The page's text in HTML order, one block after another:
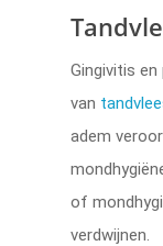
Gingivitis
van
adem
of
verdwijnen.